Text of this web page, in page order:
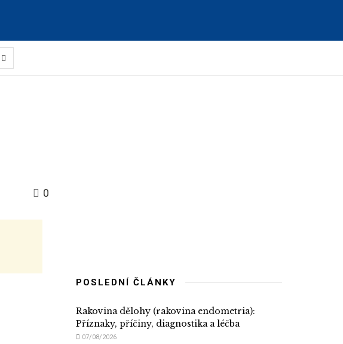
0
POSLEDNÍ ČLÁNKY
Rakovina dělohy (rakovina endometria):
Příznaky, příčiny, diagnostika a léčba
07/08/2026